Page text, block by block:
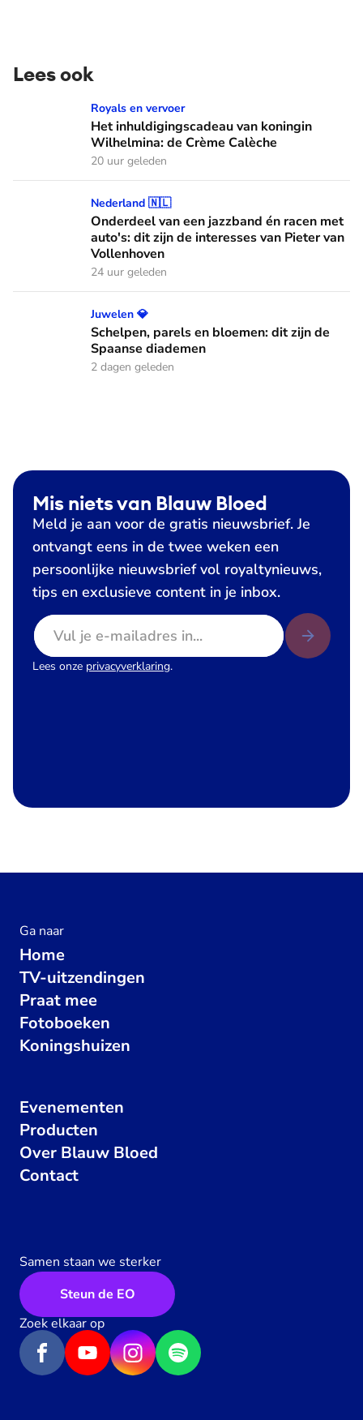
Lees ook
Het inhuldigingscadeau van koningin Wilhelmina: de
Royals en vervoer
Het inhuldigingscadeau van koningin
Wilhelmina: de Crème Calèche
20 uur geleden
Onderdeel van een jazzband én racen met auto's: dit zijn
Nederland 🇳🇱
Onderdeel van een jazzband én racen met
auto's: dit zijn de interesses van Pieter van
Vollenhoven
24 uur geleden
Schelpen, parels en bloemen: dit zijn de Spaanse diademen
Juwelen 💎
Schelpen, parels en bloemen: dit zijn de
Spaanse diademen
2 dagen geleden
Mis niets van Blauw Bloed
Meld je aan voor de gratis nieuwsbrief. Je
ontvangt eens in de twee weken een
persoonlijke nieuwsbrief vol royaltynieuws,
tips en exclusieve content in je inbox.
E-mailadres
Lees onze privacyverklaring.
Ga naar
Home
TV-uitzendingen
Praat mee
Fotoboeken
Koningshuizen
Evenementen
Producten
Over Blauw Bloed
Contact
Samen staan we sterker
Steun de EO
Zoek elkaar op